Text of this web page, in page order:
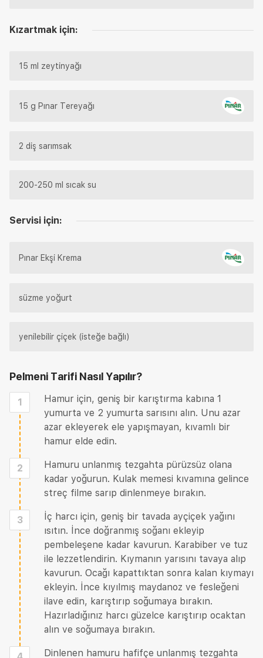
Kızartmak için:
15 ml zeytinyağı
15 g Pınar Tereyağı
2 diş sarımsak
200-250 ml sıcak su
Servisi için:
Pınar Ekşi Krema
süzme yoğurt
yenilebilir çiçek (isteğe bağlı)
Pelmeni Tarifi Nasıl Yapılır?
1
Hamur için, geniş bir karıştırma kabına 1
yumurta ve 2 yumurta sarısını alın. Unu azar
azar ekleyerek ele yapışmayan, kıvamlı bir
hamur elde edin.
2
Hamuru unlanmış tezgahta pürüzsüz olana
kadar yoğurun. Kulak memesi kıvamına gelince
streç filme sarıp dinlenmeye bırakın.
3
İç harcı için, geniş bir tavada ayçiçek yağını
ısıtın. İnce doğranmış soğanı ekleyip
pembeleşene kadar kavurun. Karabiber ve tuz
ile lezzetlendirin. Kıymanın yarısını tavaya alıp
kavurun. Ocağı kapattıktan sonra kalan kıymayı
ekleyin. İnce kıyılmış maydanoz ve fesleğeni
ilave edin, karıştırıp soğumaya bırakın.
Hazırladığınız harcı güzelce karıştırıp ocaktan
alın ve soğumaya bırakın.
Dinlenen hamuru hafifçe unlanmış tezgahta